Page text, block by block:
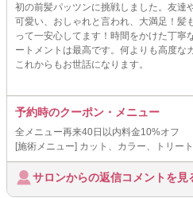
初の前髪パッツンに挑戦しました。友達
可愛い、おしゃれと言われ、大満足！髪
って一安心してます！時間をかけた丁寧
ートメントは最高です。何よりも高度な
これからもお世話になります。
予約時のクーポン・メニュー
全メニュー再来40日以内料金10%オフ
[施術メニュー] カット、カラー、トリー
サロンからの返信コメントを見